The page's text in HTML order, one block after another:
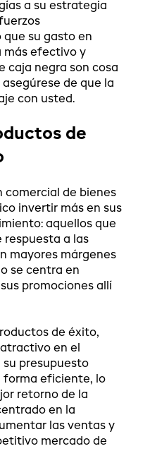
a su estrategia
que su gasto en
más efectivo y
caja negra son cosa
de que la
con usted.
de
comercial de bienes
invertir más en sus
aquellos que
respuesta a las
mayores márgenes
se centra en
promociones allí
de éxito,
en el
su presupuesto
forma eficiente, lo
retorno de la
en la
las ventas y
mercado de